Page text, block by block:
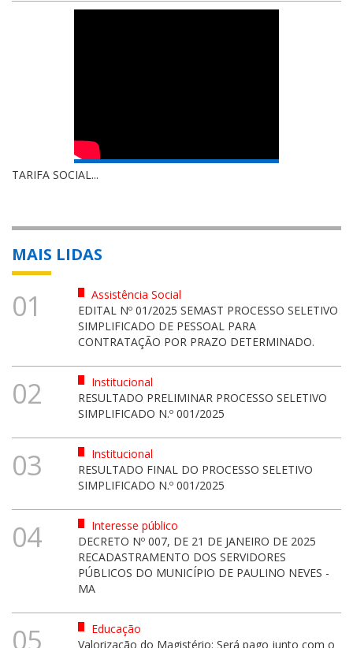
TARIFA SOCIAL...
MAIS LIDAS
01
Assistência Social
EDITAL Nº 01/2025 SEMAST PROCESSO SELETIVO
SIMPLIFICADO DE PESSOAL PARA
CONTRATAÇÃO POR PRAZO DETERMINADO.
02
Institucional
RESULTADO PRELIMINAR PROCESSO SELETIVO
SIMPLIFICADO N.º 001/2025
03
Institucional
RESULTADO FINAL DO PROCESSO SELETIVO
SIMPLIFICADO N.º 001/2025
04
Interesse público
DECRETO Nº 007, DE 21 DE JANEIRO DE 2025
RECADASTRAMENTO DOS SERVIDORES
PÚBLICOS DO MUNICÍPIO DE PAULINO NEVES -
MA
05
Educação
Valorização do Magistério: Será pago junto com o